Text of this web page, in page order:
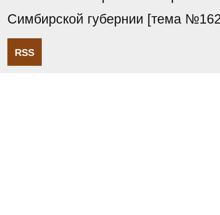
Симбирской губернии [тема
RSS